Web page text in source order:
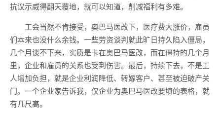
抗议示威得翻天覆地，就可以知道，削减福利有多难。
工会当然不肯接受，奥巴马医改下，医疗费大涨价，雇员
们本来也没什么余钱。一些劳资谈判就此旷日持久陷入僵局，
几个月谈不下来，实质是卡在奥巴马医改，而在僵持的几个月
里，企业和雇员的关系也受到伤害。最后，持续下去，不是工
人增加负担，就是企业利润降低、转嫁客户、甚至被迫破产关
门。一个企业家告诉我，仅企业为奥巴马医改要填的表格，就
有几尺高。